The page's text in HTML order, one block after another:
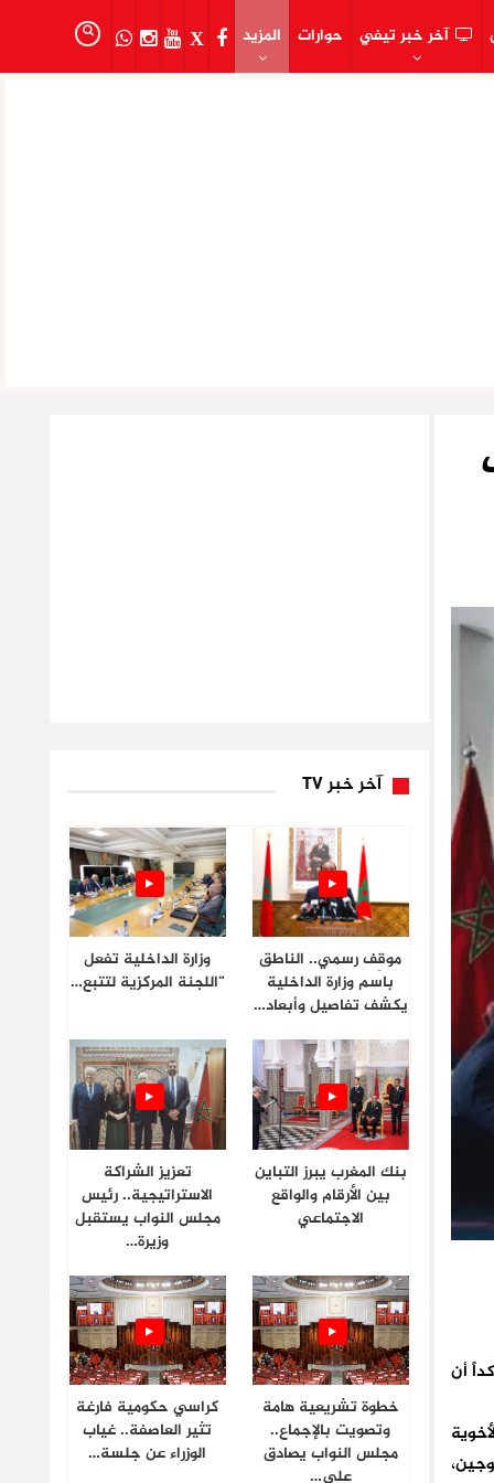
آخر خبر تيفي حوارات المزيد
أن
آخر خبر TV
موقِف رسمي.. الناطق
باسم وزارة الداخلية
يكشف تفاصيل وأبعاد…
وزارة الداخلية تفعل
“اللجنة المركزية لتتبع…
بنك المغرب يبرز التباين
بين الأرقام والواقع
الاجتماعي
تعزيز الشراكة
الاستراتيجية.. رئيس
مجلس النواب يستقبل
وزيرة…
خطوة تشريعية هامة
وتصويت بالإجماع..
مجلس النواب يصادق
على…
كراسي حكومية فارغة
تثير العاصفة.. غياب
الوزراء عن جلسة…